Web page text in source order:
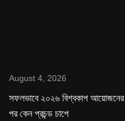
August 4, 2026
সফলভাবে ২০২৬ বিশ্বকাপ আয়োজনের
পর কেন প্রচন্ড চাপে